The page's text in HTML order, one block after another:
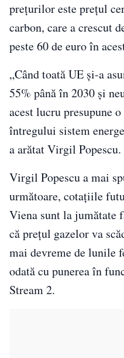
preţurilor este preţul
carbon, care a crescut
peste 60 de euro în
„Când toată UE şi-a
55% până în 2030 şi
acest lucru presupune
întregului sistem
a arătat Virgil Popescu.
Virgil Popescu a mai
următoare, cotaţiile
Viena sunt la jumătate
că preţul gazelor va
mai devreme de lunile
odată cu punerea în
Stream 2.